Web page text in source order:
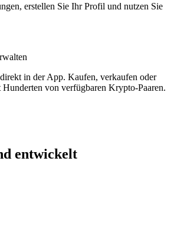
erstellen Sie Ihr Profil und nutzen Sie
in der App. Kaufen, verkaufen oder
von verfügbaren Krypto-Paaren.
entwickelt